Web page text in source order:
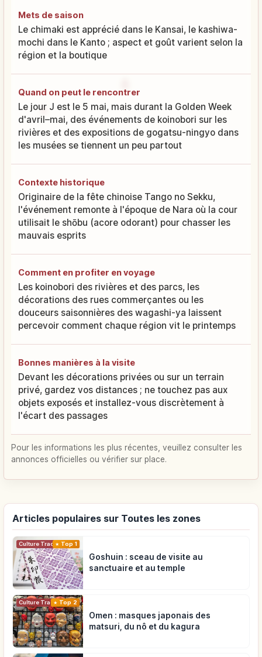
Mets de saison
Le chimaki est apprécié dans le Kansai, le kashiwa-
mochi dans le Kanto ; aspect et goût varient selon la
région et la boutique
Quand on peut le rencontrer
Le jour J est le 5 mai, mais durant la Golden Week
d'avril–mai, des événements de koinobori sur les
rivières et des expositions de gogatsu-ningyo dans
les musées se tiennent un peu partout
Contexte historique
Originaire de la fête chinoise Tango no Sekku,
l'événement remonte à l'époque de Nara où la cour
utilisait le shōbu (acore odorant) pour chasser les
mauvais esprits
Comment en profiter en voyage
Les koinobori des rivières et des parcs, les
décorations des rues commerçantes ou les
douceurs saisonnières des wagashi-ya laissent
percevoir comment chaque région vit le printemps
Bonnes manières à la visite
Devant les décorations privées ou sur un terrain
privé, gardez vos distances ; ne touchez pas aux
objets exposés et installez-vous discrètement à
l'écart des passages
Pour les informations les plus récentes, veuillez consulter les
annonces officielles ou vérifier sur place.
Articles populaires sur Toutes les zones
Culture Traditionnelle
Top 1
Goshuin : sceau de visite au
sanctuaire et au temple
Culture Traditionnelle
Top 2
Omen : masques japonais des
matsuri, du nô et du kagura